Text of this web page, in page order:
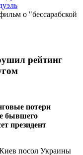
о "бессарабской
рейтинг
потери
бывшего
президент
посол Украины